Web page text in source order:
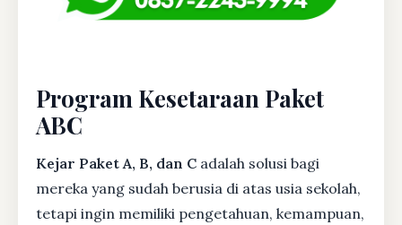
Program Kesetaraan Paket
ABC
Kejar Paket A, B, dan C adalah solusi bagi
mereka yang sudah berusia di atas usia sekolah,
tetapi ingin memiliki pengetahuan, kemampuan,